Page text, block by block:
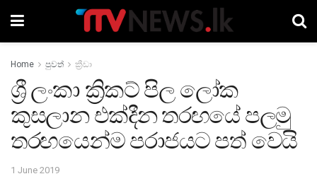
Home පුවත් ක්‍රීඩා
ශ්‍රී ලංකා ක්‍රිකට් පිල ලෝක
කුසලාන එක්දීන තරඟයේ පලමු
තරඟයෙන්ම පරාජයට පත් වෙයි
1 June 2019